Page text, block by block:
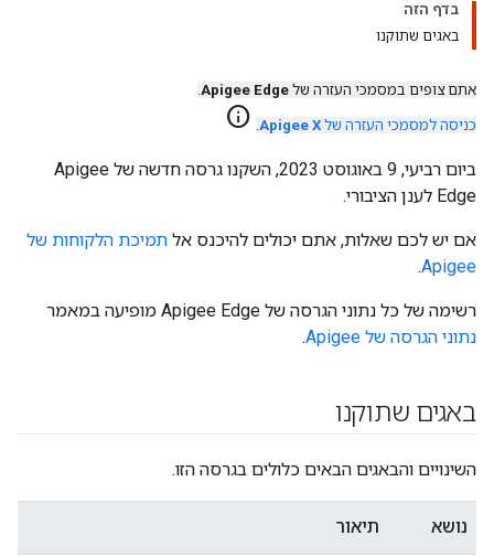
בדף הזה
באגים שתוקנו
אתם צופים במסמכי העזרה של Apigee Edge
.
כניסה למסמכי העזרה של Apigee X
.
info
ביום רביעי, 9 באוגוסט 2023, השקנו גרסה חדשה של Apigee
Edge לענן הציבורי.
אם יש לכם שאלות, אתם יכולים להיכנס אל תמיכת הלקוחות של
Apigee
.
רשימה של כל נתוני הגרסה של Apigee Edge מופיעה במאמר
נתוני הגרסה של Apigee
.
באגים שתוקנו
השינויים והבאגים הבאים כלולים בגרסה הזו.
נושא תיאור